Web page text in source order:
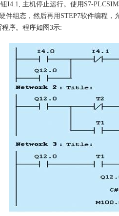
I4.1, 主机停止运行。使用 S7-PLCSIM
件组态，然后再用 STEP7软件编程，
程序。程序如图 3示: